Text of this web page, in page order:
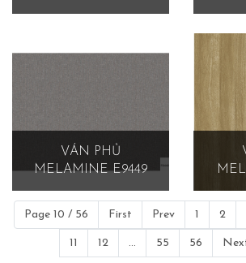
VÁN PHỦ
MELAMINE E9449
Page 10 / 56 First Prev 1 2
11 12 ... 55 56